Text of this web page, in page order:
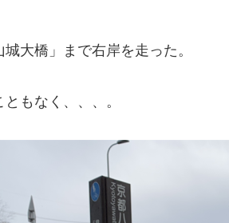
大橋」まで右岸を走った。
もなく、、、。